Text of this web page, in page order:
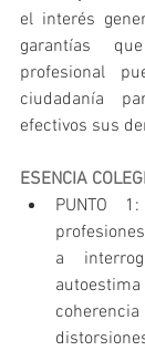
el interés
garantías
profesional
ciudadanía
efectivos sus
ESENCIA
PUNTO
a